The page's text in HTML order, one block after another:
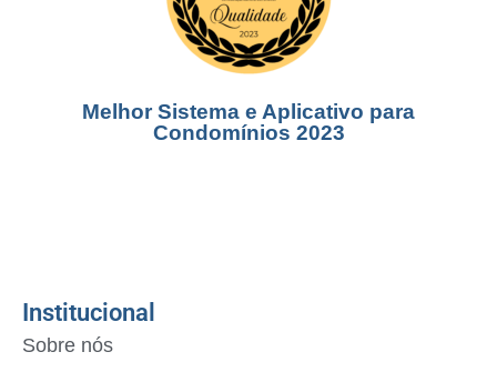
Melhor Sistema e Aplicativo para
Condomínios 2023
Institucional
Sobre nós